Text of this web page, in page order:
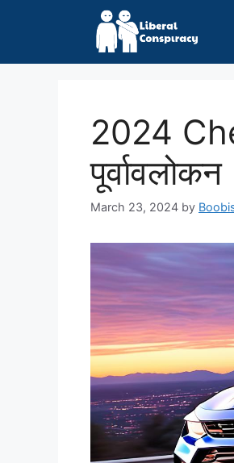
2024
पूर्वावलोकन
March 23, 2024 by